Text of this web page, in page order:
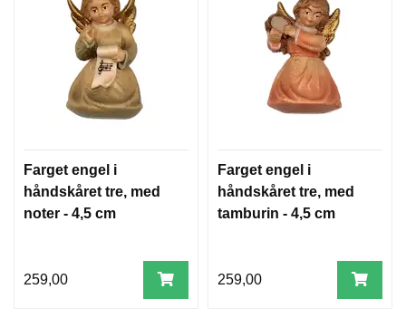
Farget engel i
håndskåret tre, med
noter - 4,5 cm
259,00
Farget engel i
håndskåret tre, med
tamburin - 4,5 cm
259,00